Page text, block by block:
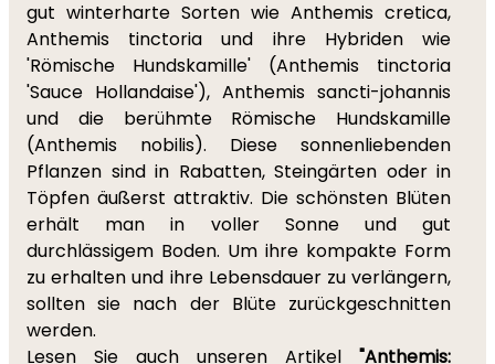
gut winterharte Sorten wie Anthemis cretica,
Anthemis tinctoria und ihre Hybriden wie
'Römische Hundskamille' (Anthemis tinctoria
'Sauce Hollandaise'), Anthemis sancti-johannis
und die berühmte Römische Hundskamille
(Anthemis nobilis). Diese sonnenliebenden
Pflanzen sind in Rabatten, Steingärten oder in
Töpfen äußerst attraktiv. Die schönsten Blüten
erhält man in voller Sonne und gut
durchlässigem Boden. Um ihre kompakte Form
zu erhalten und ihre Lebensdauer zu verlängern,
sollten sie nach der Blüte zurückgeschnitten
werden.
Lesen Sie auch unseren Artikel "Anthemis: